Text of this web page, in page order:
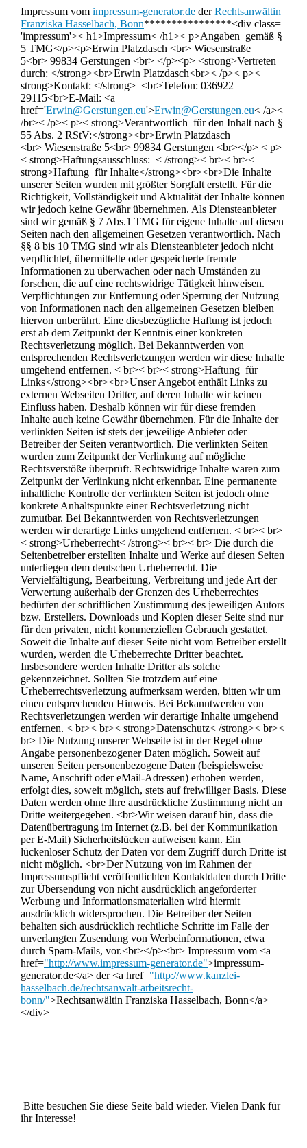
Impressum vom impressum-generator.de derRechtsanwältin
Franziska Hasselbach, Bonn****************<div class=
'impressum'>< h1>Impressum< /h1>< p>Angaben gemäß §
5 TMG</p><p>Erwin Platzdasch <br> Wiesenstraße
5<br> 99834 Gerstungen <br> </p><p> <strong>Vertreten
durch: </strong><br>Erwin Platzdasch<br>< /p>< p><
strong>Kontakt: </strong> <br>Telefon: 036922
29115<br>E-Mail: <a
href='Erwin@Gerstungen.eu'>Erwin@Gerstungen.eu< /a><
/br>< /p>< p>< strong>Verantwortlich für den Inhalt nach §
55 Abs. 2 RStV:</strong><br>Erwin Platzdasch
<br> Wiesenstraße 5<br> 99834 Gerstungen <br></p> < p>
< strong>Haftungsausschluss: < /strong>< br>< br><
strong>Haftung für Inhalte</strong><br><br>Die Inhalte
unserer Seiten wurden mit größter Sorgfalt erstellt. Für die
Richtigkeit, Vollständigkeit und Aktualität der Inhalte können
wir jedoch keine Gewähr übernehmen. Als Diensteanbieter
sind wir gemäß § 7 Abs.1 TMG für eigene Inhalte auf diesen
Seiten nach den allgemeinen Gesetzen verantwortlich. Nach
§§ 8 bis 10 TMG sind wir als Diensteanbieter jedoch nicht
verpflichtet, übermittelte oder gespeicherte fremde
Informationen zu überwachen oder nach Umständen zu
forschen, die auf eine rechtswidrige Tätigkeit hinweisen.
Verpflichtungen zur Entfernung oder Sperrung der Nutzung
von Informationen nach den allgemeinen Gesetzen bleiben
hiervon unberührt. Eine diesbezügliche Haftung ist jedoch
erst ab dem Zeitpunkt der Kenntnis einer konkreten
Rechtsverletzung möglich. Bei Bekanntwerden von
entsprechenden Rechtsverletzungen werden wir diese Inhalte
umgehend entfernen. < br>< br>< strong>Haftung für
Links</strong><br><br>Unser Angebot enthält Links zu
externen Webseiten Dritter, auf deren Inhalte wir keinen
Einfluss haben. Deshalb können wir für diese fremden
Inhalte auch keine Gewähr übernehmen. Für die Inhalte der
verlinkten Seiten ist stets der jeweilige Anbieter oder
Betreiber der Seiten verantwortlich. Die verlinkten Seiten
wurden zum Zeitpunkt der Verlinkung auf mögliche
Rechtsverstöße überprüft. Rechtswidrige Inhalte waren zum
Zeitpunkt der Verlinkung nicht erkennbar. Eine permanente
inhaltliche Kontrolle der verlinkten Seiten ist jedoch ohne
konkrete Anhaltspunkte einer Rechtsverletzung nicht
zumutbar. Bei Bekanntwerden von Rechtsverletzungen
werden wir derartige Links umgehend entfernen. < br>< br>
< strong>Urheberrecht< /strong>< br>< br> Die durch die
Seitenbetreiber erstellten Inhalte und Werke auf diesen Seiten
unterliegen dem deutschen Urheberrecht. Die
Vervielfältigung, Bearbeitung, Verbreitung und jede Art der
Verwertung außerhalb der Grenzen des Urheberrechtes
bedürfen der schriftlichen Zustimmung des jeweiligen Autors
bzw. Erstellers. Downloads und Kopien dieser Seite sind nur
für den privaten, nicht kommerziellen Gebrauch gestattet.
Soweit die Inhalte auf dieser Seite nicht vom Betreiber erstellt
wurden, werden die Urheberrechte Dritter beachtet.
Insbesondere werden Inhalte Dritter als solche
gekennzeichnet. Sollten Sie trotzdem auf eine
Urheberrechtsverletzung aufmerksam werden, bitten wir um
einen entsprechenden Hinweis. Bei Bekanntwerden von
Rechtsverletzungen werden wir derartige Inhalte umgehend
entfernen. < br>< br>< strong>Datenschutz< /strong>< br><
br> Die Nutzung unserer Webseite ist in der Regel ohne
Angabe personenbezogener Daten möglich. Soweit auf
unseren Seiten personenbezogene Daten (beispielsweise
Name, Anschrift oder eMail-Adressen) erhoben werden,
erfolgt dies, soweit möglich, stets auf freiwilliger Basis. Diese
Daten werden ohne Ihre ausdrückliche Zustimmung nicht an
Dritte weitergegeben. <br>Wir weisen darauf hin, dass die
Datenübertragung im Internet (z.B. bei der Kommunikation
per E-Mail) Sicherheitslücken aufweisen kann. Ein
lückenloser Schutz der Daten vor dem Zugriff durch Dritte ist
nicht möglich. <br>Der Nutzung von im Rahmen der
Impressumspflicht veröffentlichten Kontaktdaten durch Dritte
zur Übersendung von nicht ausdrücklich angeforderter
Werbung und Informationsmaterialien wird hiermit
ausdrücklich widersprochen. Die Betreiber der Seiten
behalten sich ausdrücklich rechtliche Schritte im Falle der
unverlangten Zusendung von Werbeinformationen, etwa
durch Spam-Mails, vor.<br></p><br> Impressum vom <a
href="http://www.impressum-generator.de">impressum-
generator.de</a> der <a href="http://www.kanzlei-
hasselbach.de/rechtsanwalt-arbeitsrecht-
bonn/">Rechtsanwältin Franziska Hasselbach, Bonn</a>
</div>
Bitte besuchen Sie diese Seite bald wieder. Vielen Dank für
ihr Interesse!